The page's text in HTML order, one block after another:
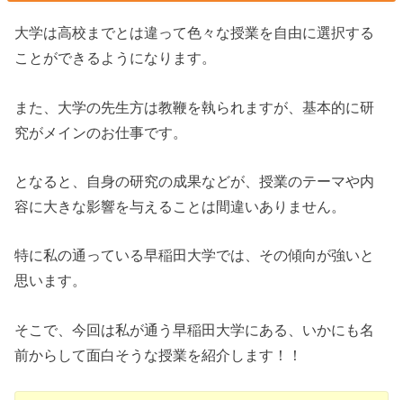
大学は高校までとは違って色々な授業を自由に選択する
ことができるようになります。
また、大学の先生方は教鞭を執られますが、基本的に研
究がメインのお仕事です。
となると、自身の研究の成果などが、授業のテーマや内
容に大きな影響を与えることは間違いありません。
特に私の通っている早稲田大学では、その傾向が強いと
思います。
そこで、今回は私が通う早稲田大学にある、いかにも名
前からして面白そうな授業を紹介します！！